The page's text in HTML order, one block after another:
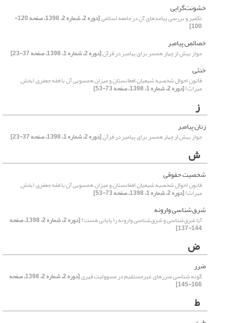
خشونت‌گرایی
تکفیر و بررسی پیامدهای آن در جامعه اسلامی [دوره 2، شماره 2، 1398، صفحه 120-
100]
خصائص پیامبر
جواز بیش از چهار همسر برای پیامبر در قرآن[دوره 2، شماره 1، 1398، صفحه 37-23]
خنثی
قانون احوال شخصیه شیعیان افغانستان و میزان همسویی آن با فقه جعفری (بخش
میراث)[دوره 2، شماره 1، 1398، صفحه 73-53]
ز
زنان پیامبر
جواز بیش از چهار همسر برای پیامبر در قرآن[دوره 2، شماره 1، 1398، صفحه 37-23]
ش
شخصیت حقوقی
قانون احوال شخصیه شیعیان افغانستان و میزان همسویی آن با فقه جعفری (بخش
میراث)[دوره 2، شماره 1، 1398، صفحه 73-53]
شرق‌شناسی وارونه
آیا شرق‌شناسی و شرق‌شناسی وارونه را پایانی هست؟ [دوره 2، شماره 2، 1398، صفحه
144-137]
ض
ضرر
گونه شناسی ضررهای غیرمستقیم در مسوولیت قهری [دوره 2، شماره 2، 1398، صفحه
166-145]
ط